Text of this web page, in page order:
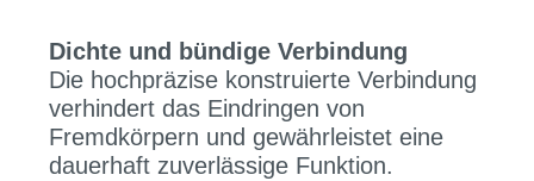
Dichte und bündige Verbindung
Die hochpräzise konstruierte Verbindung
verhindert das Eindringen von
Fremdkörpern und gewährleistet eine
dauerhaft zuverlässige Funktion.